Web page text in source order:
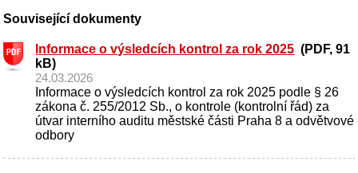
Související dokumenty
Informace o výsledcích kontrol za rok 2025 (PDF, 91
kB)
24.03.2026
Informace o výsledcích kontrol za rok 2025 podle § 26
zákona č. 255/2012 Sb., o kontrole (kontrolní řád) za
útvar interního auditu městské části Praha 8 a odvětvové
odbory